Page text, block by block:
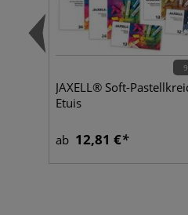
JAXELL® Soft-
Etuis
ab 12,81 €